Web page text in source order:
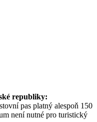
republiky:
pas platný alespoň 150
není nutné pro turistický